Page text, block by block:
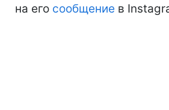
на его сообщение в